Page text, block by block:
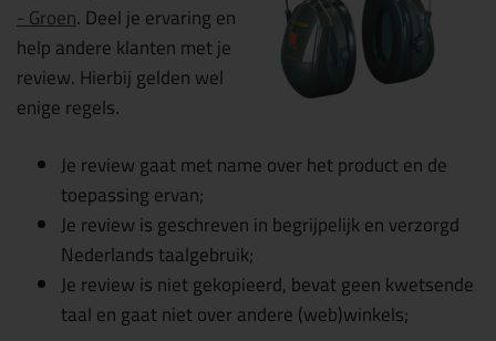
- Groen. Deel je ervaring en
help andere klanten met je
review. Hierbij gelden wel
enige regels.
Je review gaat met name over het product en de
toepassing ervan;
Je review is geschreven in begrijpelijk en verzorgd
Nederlands taalgebruik;
Je review is niet gekopieerd, bevat geen kwetsende
taal en gaat niet over andere (web)winkels;